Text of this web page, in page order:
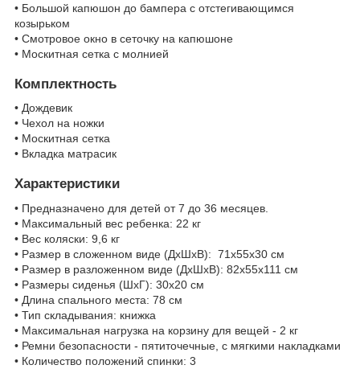
• Большой капюшон до бампера с отстегивающимся
козырьком
• Смотровое окно в сеточку на капюшоне
• Москитная сетка с молнией
Комплектность
• Дождевик
• Чехол на ножки
• Москитная сетка
• Вкладка матрасик
Характеристики
• Предназначено для детей от 7 до 36 месяцев.
• Максимальный вес ребенка: 22 кг
• Вес коляски: 9,6 кг
• Размер в сложенном виде (ДхШхВ): 71х55х30 см
• Размер в разложенном виде (ДхШхВ): 82х55х111 см
• Размеры сиденья (ШхГ): 30x20 см
• Длина спального места: 78 см
• Тип складывания: книжка
• Максимальная нагрузка на корзину для вещей - 2 кг
• Ремни безопасности - пятиточечные, с мягкими накладками
• Количество положений спинки: 3